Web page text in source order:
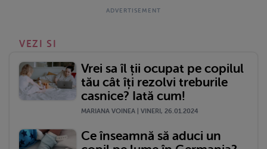
VEZI SI
Vrei sa îl ții ocupat pe copilul
tău cât îți rezolvi treburile
casnice? Iată cum!
MARIANA VOINEA | VINERI, 26.01.2024
Ce înseamnă să aduci un